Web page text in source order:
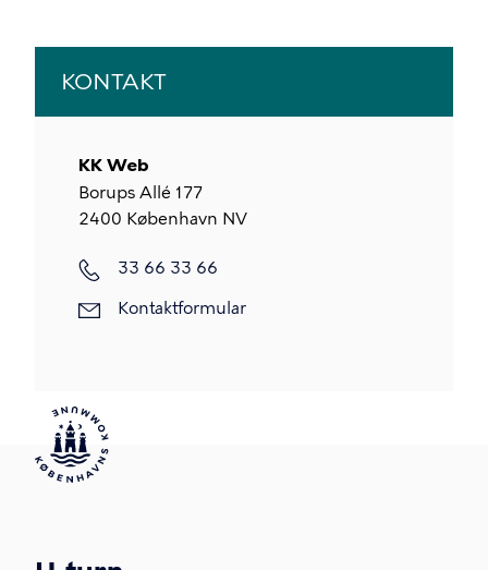
KONTAKT
KK Web
Borups Allé 177
2400 København NV
33 66 33 66
Kontaktformular